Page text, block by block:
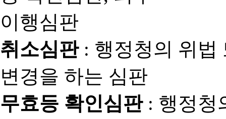
취소심판: 행정청의 위법
변경을 하는 심판
무효등 확인심판: 행정청